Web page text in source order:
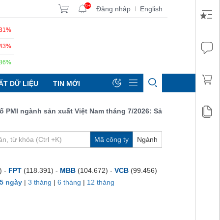
9+ Đăng nhập | English
DỮ LIỆU TIN MỚI
ngành sản xuất Việt Nam tháng 7/2026: Sản lượng, số lượng
Mã công ty Ngành
- FPT (118.391) - MBB (104.672) - VCB (99.456)
5 ngày | 3 tháng | 6 tháng | 12 tháng